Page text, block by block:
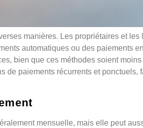
manières. Les propriétaires et
automatiques ou des paiements
bien que ces méthodes soient
de paiements récurrents et ponctuels,
mensuelle, mais elle peut